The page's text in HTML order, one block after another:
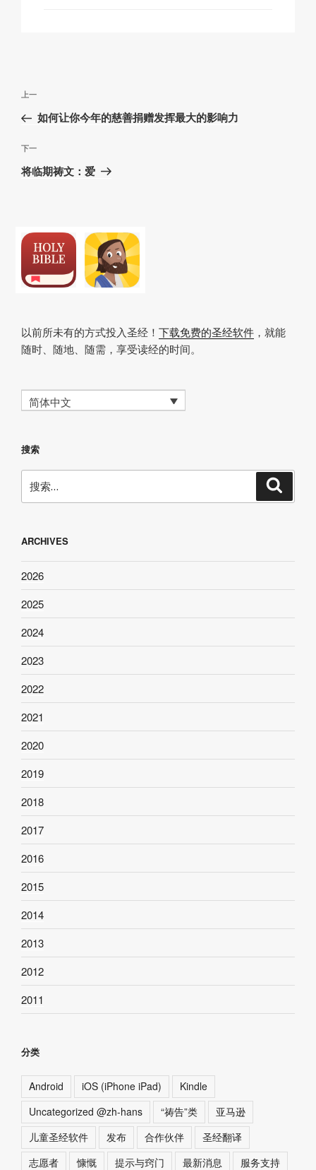
文
导
航
上
一
文
章
上一
如何让你今年的慈善捐赠发挥最大的影响力
下
一
下一
将临期祷文：爱
以前所未有的方式投入圣经！ 下载免费的圣经软件 ，就能
随时、随地、随需，享受读经的时间。
简体中文
搜索
索：
ARCHIVES
2026
2025
2024
2023
2022
2021
2020
2019
2018
2017
2016
2015
2014
2013
2012
2011
分类
Android iOS (iPhone iPad)
Kindle
Uncategorized @zh-hans
“祷告”类
亚马逊
儿童圣经软件
发布 合作伙伴
圣经翻译
志愿者
慷慨 提示与窍门 最新消息
服务支持